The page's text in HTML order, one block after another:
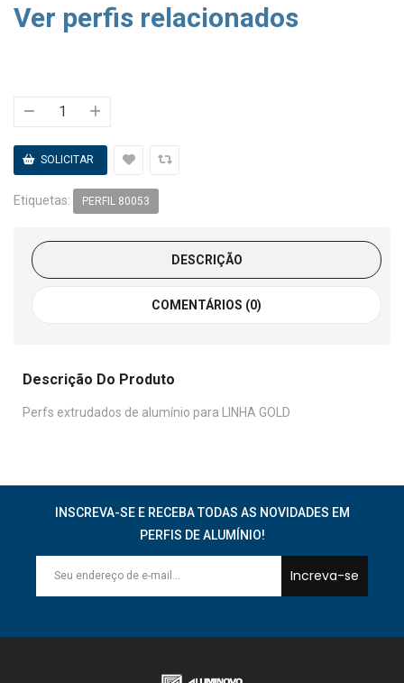
Ver perfis relacionados
Etiquetas: PERFIL 80053
DESCRIÇÃO
COMENTÁRIOS (0)
Descrição Do Produto
Perfs extrudados de alumínio para LINHA GOLD
INSCREVA-SE E RECEBA TODAS AS NOVIDADES EM
PERFIS DE ALUMÍNIO!
Increva-se